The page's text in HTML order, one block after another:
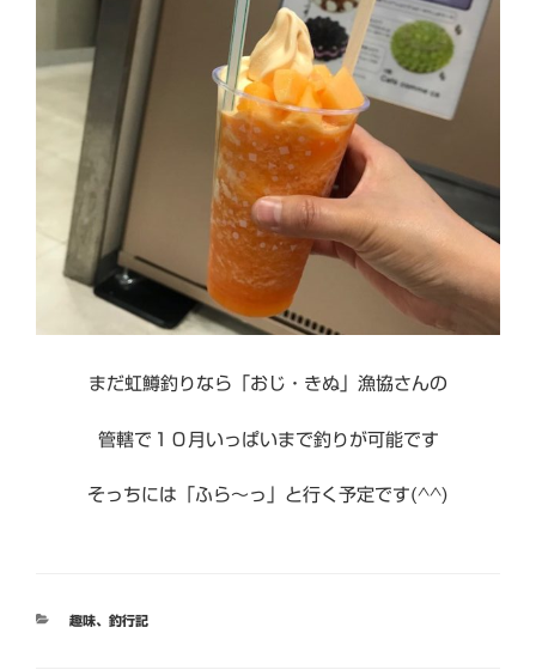
まだ虹鱒釣りなら「おじ・きぬ」漁協さんの
管轄で１０月いっぱいまで釣りが可能です
そっちには「ふら〜っ」と行く予定です(^^)
カ
趣味、 釣行記